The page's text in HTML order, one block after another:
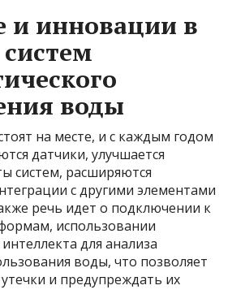
и инновации в
воды
на месте, и с каждым годом
датчики, улучшается
систем, расширяются
с другими элементами
речь идет о подключении к
использовании
для анализа
воды, что позволяет
и предупреждать их